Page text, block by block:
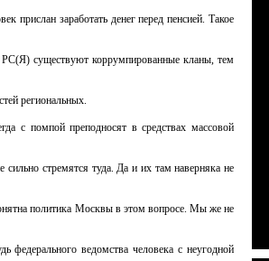
прислан заработать денег перед пенсией. Такое
существуют коррумпированные кланы, тем
региональных.
с помпой преподносят в средствах массовой
стремятся туда. Да и их там наверняка не
политика Москвы в этом вопросе. Мы же не
федерального ведомства человека с неугодной